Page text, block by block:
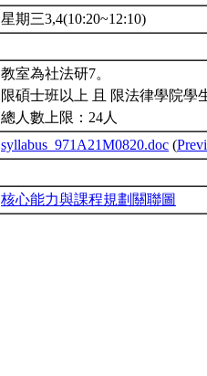
星期三3,4(10:20~12:10)
教室為社法研7。
限碩士班以上 且 限法律學院學
總人數上限：24人
syllabus_971A21M0820.doc (
核心能力與課程規劃關聯圖